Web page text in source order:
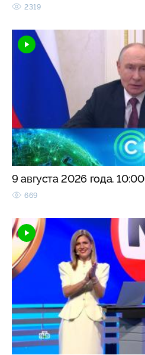
2319
9 августа 2026 года. 10:00
669